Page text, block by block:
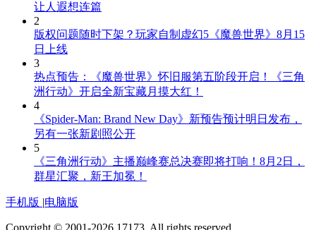
让人遐想连篇
2
版权问题随时下架？玩家自制虚幻5《魔兽世界》8月15
日上线
3
热点预告：《魔兽世界》怀旧服第五阶段开启！《三角
洲行动》开启全新宝藏月摸大红！
4
《Spider-Man: Brand New Day》新预告预计明日发布，
另有一张新剧照公开
5
《三角洲行动》主播巅峰赛总决赛即将打响！8月2日，
群星汇聚，新王加冕！
手机版 |电脑版